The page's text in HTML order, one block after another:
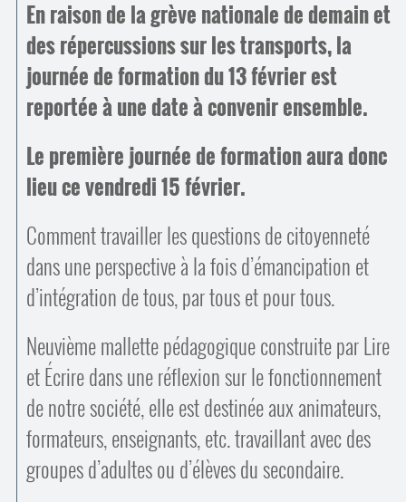
En raison de la grève nationale de demain et
des répercussions sur les transports, la
journée de formation du 13 février est
reportée à une date à convenir ensemble.
Le première journée de formation aura donc
lieu ce vendredi 15 février.
Comment travailler les questions de citoyenneté
dans une perspective à la fois d’émancipation et
d’intégration de tous, par tous et pour tous.
Neuvième mallette pédagogique construite par Lire
et Écrire dans une réflexion sur le fonctionnement
de notre société, elle est destinée aux animateurs,
formateurs, enseignants, etc. travaillant avec des
groupes d’adultes ou d’élèves du secondaire.